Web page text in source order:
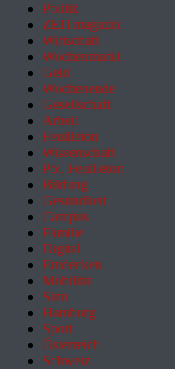
Politik
ZEITmagazin
Wirtschaft
Wochenmarkt
Geld
Wochenende
Gesellschaft
Arbeit
Feuilleton
Wissenschaft
Pol. Feuilleton
Bildung
Gesundheit
Campus
Familie
Digital
Entdecken
Mobilität
Sinn
Hamburg
Sport
Österreich
Schweiz